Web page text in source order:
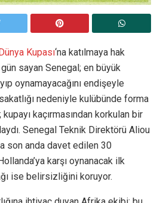
Dünya Kupası‘na katılmaya hak
sayan Senegal; en büyük
oynamayacağını endişeyle
nedeniyle kulübünde forma
kaçırmasından korkulan bir
Senegal Teknik Direktörü Aliou
son anda davet edilen 30
karşı oynanacak ilk
ise belirsizliğini koruyor.